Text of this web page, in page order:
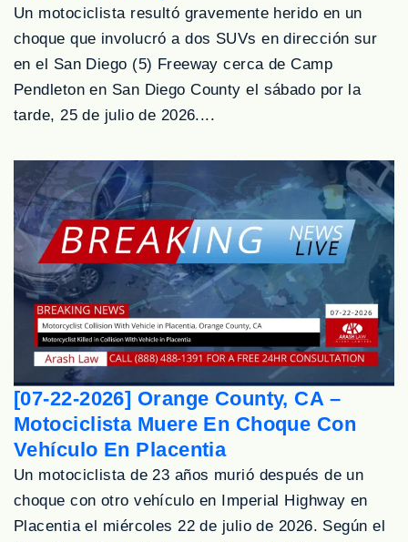
Un motociclista resultó gravemente herido en un
choque que involucró a dos SUVs en dirección sur
en el San Diego (5) Freeway cerca de Camp
Pendleton en San Diego County el sábado por la
tarde, 25 de julio de 2026....
[07-22-2026] Orange County, CA –
Motociclista Muere En Choque Con
Vehículo En Placentia
Un motociclista de 23 años murió después de un
choque con otro vehículo en Imperial Highway en
Placentia el miércoles 22 de julio de 2026. Según el